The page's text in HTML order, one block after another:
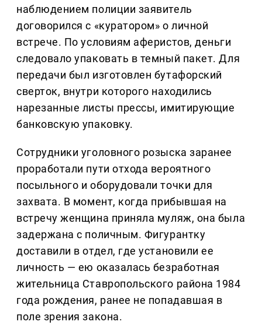
наблюдением полиции заявитель
договорился с «куратором» о личной
встрече. По условиям аферистов, деньги
следовало упаковать в темный пакет. Для
передачи был изготовлен бутафорский
сверток, внутри которого находились
нарезанные листы прессы, имитирующие
банковскую упаковку.
Сотрудники уголовного розыска заранее
проработали пути отхода вероятного
посыльного и оборудовали точки для
захвата. В момент, когда прибывшая на
встречу женщина приняла муляж, она была
задержана с поличным. Фигурантку
доставили в отдел, где установили ее
личность — ею оказалась безработная
жительница Ставропольского района 1984
года рождения, ранее не попадавшая в
поле зрения закона.